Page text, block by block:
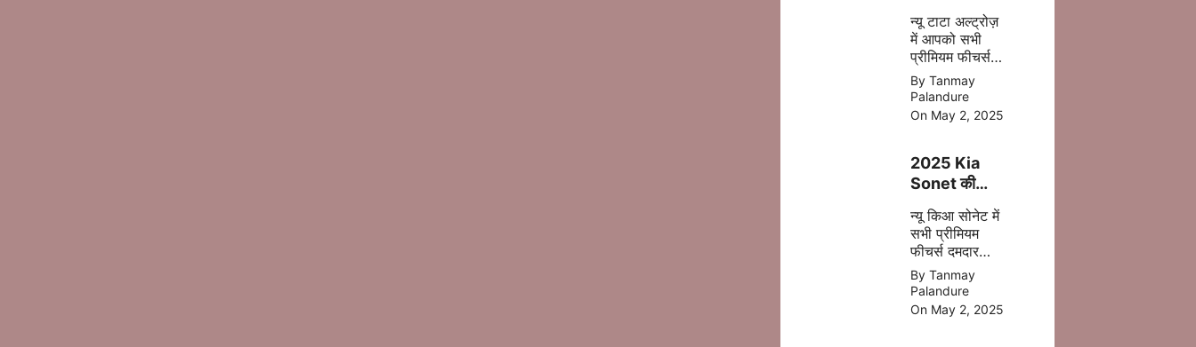
जानिए क्या-क्या
बदला है इस बार
न्यू टाटा अल्ट्रोज़
में आपको सभी
प्रीमियम फीचर्स
अपडेट
एक्सटीरियर के
साथ ज्यादा सेफ्टी,
पॉवरफुल इंजन
जाता है |
By Tanmay
Palandure
On May 2, 2025
2025 Kia
Sonet की
पहली झलक –
अब मिलेगा बड़ा
टचस्क्रीन और
नए फीचर्स
न्यू किआ सोनेट में
सभी प्रीमियम
फीचर्स दमदार
इंजन डिसेंट सेफ्टी
बेहतर कलर के
साथ 2025 में
मिल जाती है |
By Tanmay
Palandure
On May 2, 2025